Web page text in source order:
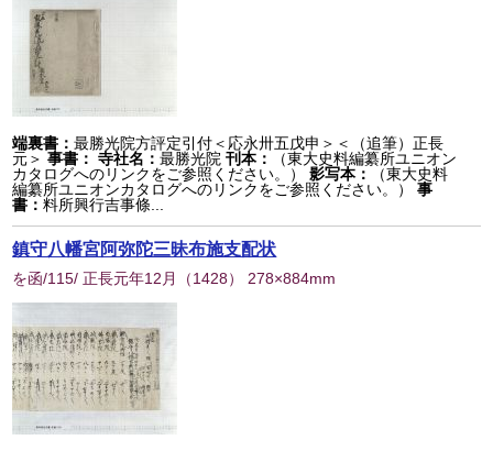
端裏書：最勝光院方評定引付＜応永卅五戊申＞＜（追筆）正長
元＞ 事書： 寺社名：最勝光院 刊本：
（東大史料編纂所ユニオン
カタログへのリンクをご参照ください。）
影写本：
（東大史料
編纂所ユニオンカタログへのリンクをご参照ください。）
事
書：料所興行吉事條...
鎮守八幡宮阿弥陀三昧布施支配状
を函/115/ 正長元年12月 （1428） 278×884mm